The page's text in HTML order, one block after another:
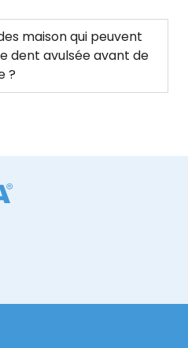
maison qui peuvent
dent avulsée avant de
?